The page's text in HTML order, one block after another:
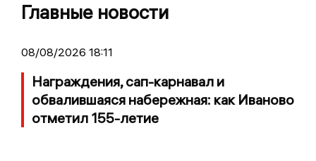
Главные новости
08/08/2026 18:11
Награждения, сап-карнавал и
обвалившаяся набережная: как Иваново
отметил 155-летие